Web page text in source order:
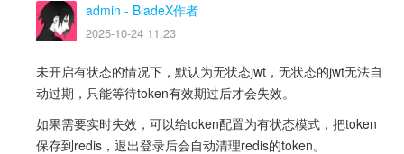
admin - BladeX作者
2025-10-24 11:23
未开启有状态的情况下，默认为无状态jwt，无状态的jwt无法自
动过期，只能等待token有效期过后才会失效。
如果需要实时失效，可以给token配置为有状态模式，把token
保存到redis，退出登录后会自动清理redis的token。